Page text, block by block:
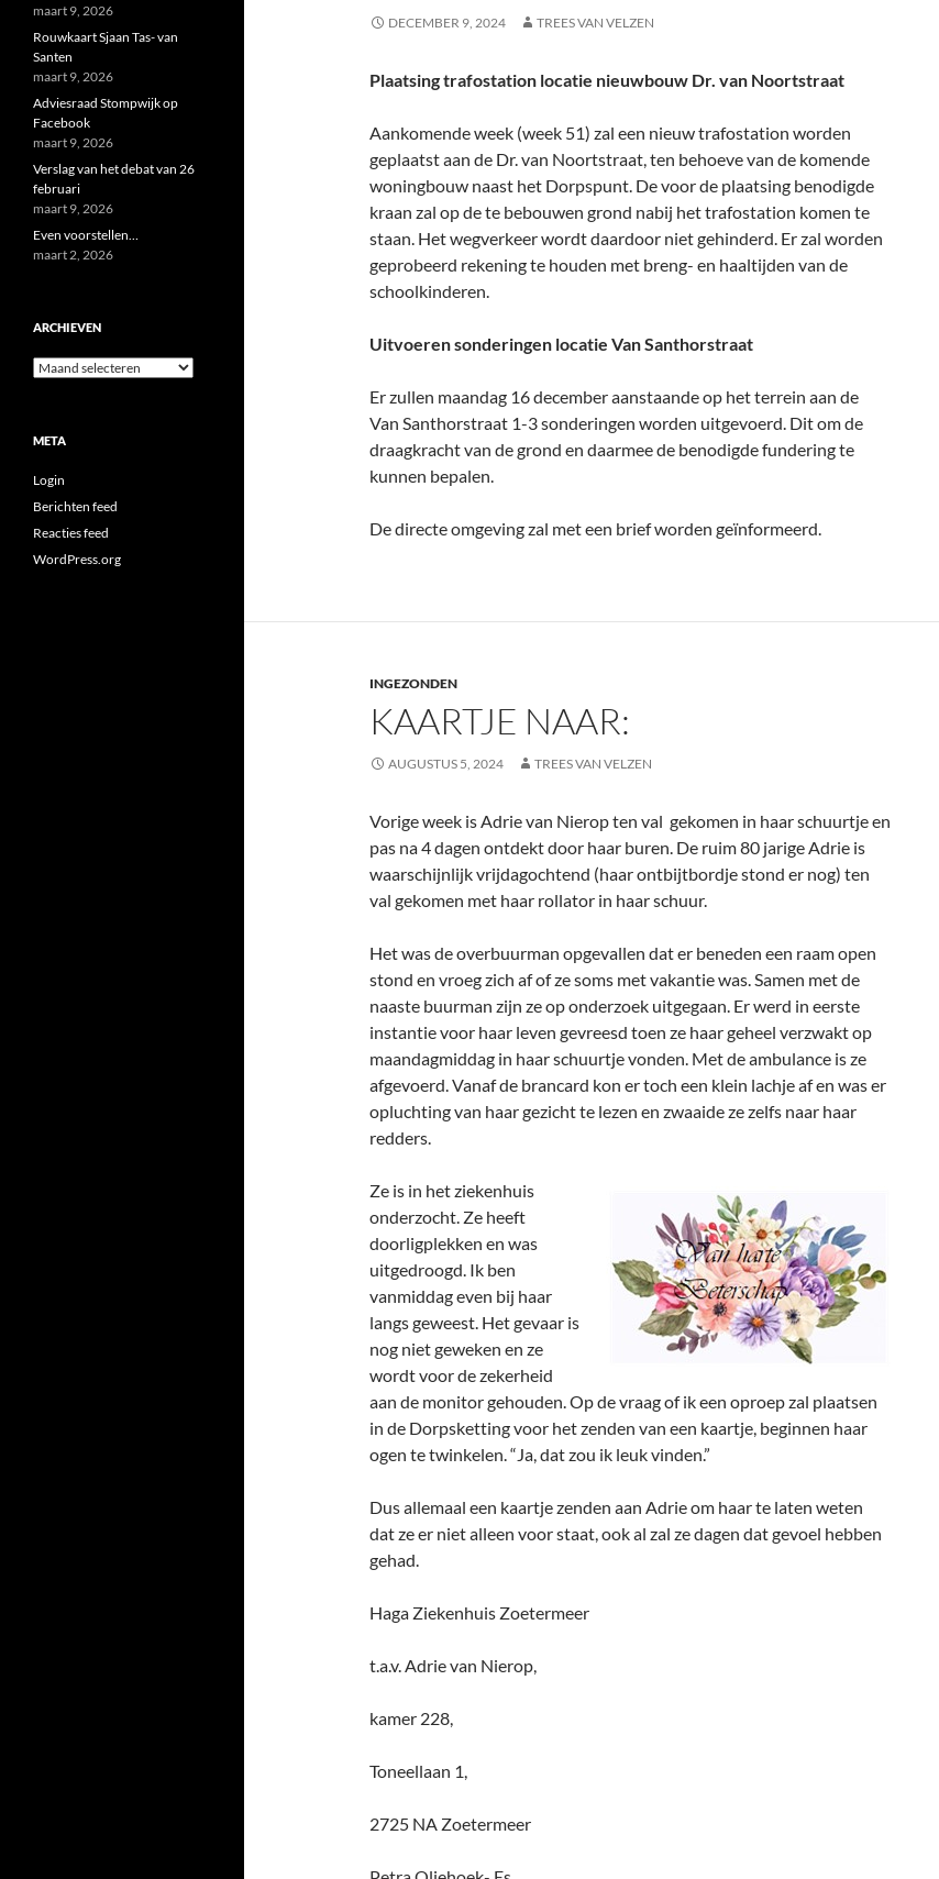
DECEMBER 9, 2024 TREES VAN VELZEN
Plaatsing trafostation locatie nieuwbouw Dr. van Noortstraat
Aankomende week (week 51) zal een nieuw trafostation worden
geplaatst aan de Dr. van Noortstraat, ten behoeve van de komende
woningbouw naast het Dorpspunt. De voor de plaatsing benodigde
kraan zal op de te bebouwen grond nabij het trafostation komen te
staan. Het wegverkeer wordt daardoor niet gehinderd. Er zal worden
geprobeerd rekening te houden met breng- en haaltijden van de
schoolkinderen.
Uitvoeren sonderingen locatie Van Santhorstraat
Er zullen maandag 16 december aanstaande op het terrein aan de
Van Santhorstraat 1-3 sonderingen worden uitgevoerd. Dit om de
draagkracht van de grond en daarmee de benodigde fundering te
kunnen bepalen.
De directe omgeving zal met een brief worden geïnformeerd.
INGEZONDEN
KAARTJE NAAR:
AUGUSTUS 5, 2024 TREES VAN VELZEN
Vorige week is Adrie van Nierop ten val gekomen in haar schuurtje en
pas na 4 dagen ontdekt door haar buren. De ruim 80 jarige Adrie is
waarschijnlijk vrijdagochtend (haar ontbijtbordje stond er nog) ten
val gekomen met haar rollator in haar schuur.
Het was de overbuurman opgevallen dat er beneden een raam open
stond en vroeg zich af of ze soms met vakantie was. Samen met de
naaste buurman zijn ze op onderzoek uitgegaan. Er werd in eerste
instantie voor haar leven gevreesd toen ze haar geheel verzwakt op
maandagmiddag in haar schuurtje vonden. Met de ambulance is ze
afgevoerd. Vanaf de brancard kon er toch een klein lachje af en was er
opluchting van haar gezicht te lezen en zwaaide ze zelfs naar haar
redders.
Ze is in het ziekenhuis
onderzocht. Ze heeft
doorligplekken en was
uitgedroogd. Ik ben
vanmiddag even bij haar
langs geweest. Het gevaar is
nog niet geweken en ze
wordt voor de zekerheid
aan de monitor gehouden. Op de vraag of ik een oproep zal plaatsen
in de Dorpsketting voor het zenden van een kaartje, beginnen haar
ogen te twinkelen. “Ja, dat zou ik leuk vinden.”
Dus allemaal een kaartje zenden aan Adrie om haar te laten weten
dat ze er niet alleen voor staat, ook al zal ze dagen dat gevoel hebben
gehad.
Haga Ziekenhuis Zoetermeer
t.a.v. Adrie van Nierop,
kamer 228,
Toneellaan 1,
2725 NA Zoetermeer
maart 9, 2026
Rouwkaart Sjaan Tas- van
Santen
maart 9, 2026
Adviesraad Stompwijk op
Facebook
maart 9, 2026
Verslag van het debat van 26
februari
maart 9, 2026
Even voorstellen…
maart 2, 2026
ARCHIEVEN
Archieven
META
Login
Berichten feed
Reacties feed
WordPress.org